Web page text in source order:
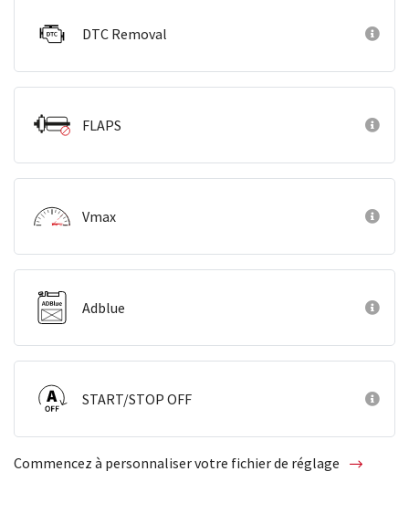
DTC Removal
FLAPS
Vmax
Adblue
START/STOP OFF
Commencez à personnaliser votre fichier de réglage